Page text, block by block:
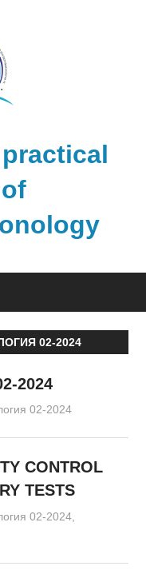
02-2024
2024
02-2024
CONTROL
TESTS
02-2024